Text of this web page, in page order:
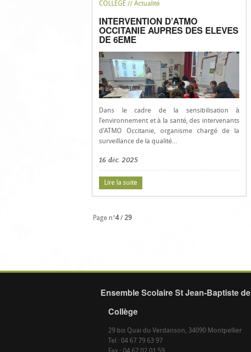
COLLEGE // Actualité
INTERVENTION D’ATMO
OCCITANIE AUPRES DES ELEVES
DE 6EME
Dans le cadre de la sensibilisation à
l’environnement et à la santé, des intervenants
d’ATMO Occitanie, organisme chargé de la
surveillance de la qualité…
16 déc. 2025
Lire la suite
Page n°4/ 29
Ensemble Scolaire St Jean-Baptiste
Collège
29 bis Quai du Verdanson, 34090 Montpellier
Tel : 04 67 79 63 97